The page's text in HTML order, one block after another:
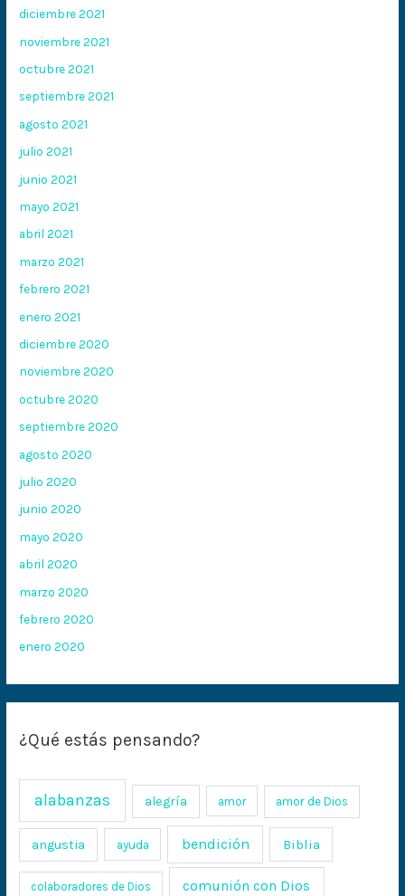
diciembre 2021
noviembre 2021
octubre 2021
septiembre 2021
agosto 2021
julio 2021
junio 2021
mayo 2021
abril 2021
marzo 2021
febrero 2021
enero 2021
diciembre 2020
noviembre 2020
octubre 2020
septiembre 2020
agosto 2020
julio 2020
junio 2020
mayo 2020
abril 2020
marzo 2020
febrero 2020
enero 2020
¿Qué estás pensando?
alabanzas alegría amor amor de Dios
angustia ayuda bendición Biblia
colaboradores de Dios comunión con Dios